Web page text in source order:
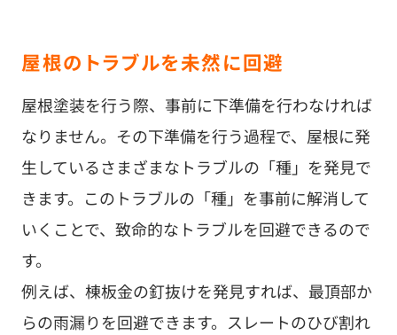
屋根のトラブルを未然に回避
屋根塗装を行う際、事前に下準備を行わなければ
なりません。その下準備を行う過程で、屋根に発
生しているさまざまなトラブルの「種」を発見で
きます。このトラブルの「種」を事前に解消して
いくことで、致命的なトラブルを回避できるので
す。
例えば、棟板金の釘抜けを発見すれば、最頂部か
らの雨漏りを回避できます。スレートのひび割れ